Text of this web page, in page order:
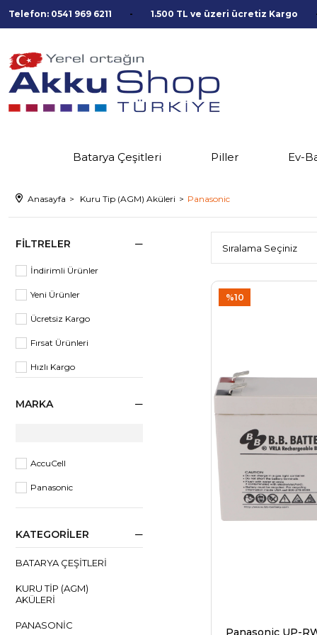
Telefon: 0541 969 6211 1.500 TL ve üzeri ücretiz Kargo
Batarya Çeşitleri Piller Ev-
Anasayfa Kuru Tip (AGM) Aküleri Panasonic
FILTRELER
İndirimli Ürünler
Yeni Ürünler
Ücretsiz Kargo
Fırsat Ürünleri
Hızlı Kargo
MARKA
AccuCell
Panasonic
KATEGORILER
BATARYA ÇEŞITLERI
KURU TIP (AGM)
AKÜLERI
PANASONIC
%10